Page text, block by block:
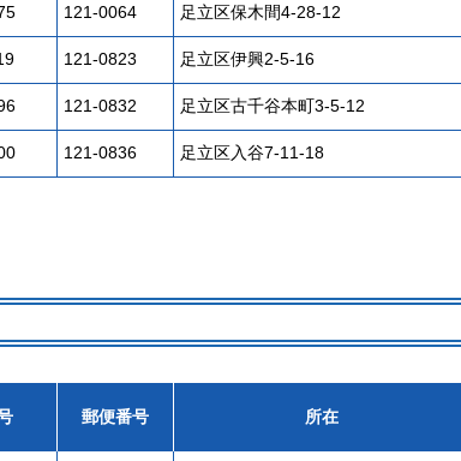
121-0064 足立区保木間4-28-12
121-0823 足立区伊興2-5-16
121-0832 足立区古千谷本町3-5-12
121-0836 足立区入谷7-11-18
郵便番号 所在